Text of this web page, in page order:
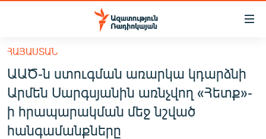
Մատչելիության
հիմնական
բովանդակությանը
Անցնել
հիմնական
մենյուին
Որոնում
ՔԱՂԱՔԱԿԱՆ
ԸՆՏՐՈՒԹՅՈՒՆՆԵՐ 2026
ՀԱՅԱՍՏԱՆ
ԱԱԾ-ն ստուգման առարկա կդարձնի
Արմեն Սարգսյանին առնչվող «Հետք»-
ի հրապարակման մեջ նշված
հանգամանքները